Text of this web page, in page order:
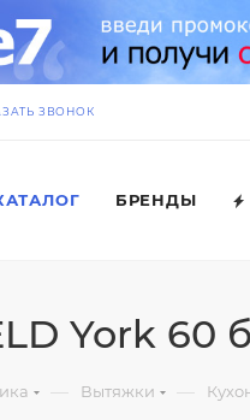
ЗВОНОК
БРЕНДЫ
York 60
— Вытяжки —